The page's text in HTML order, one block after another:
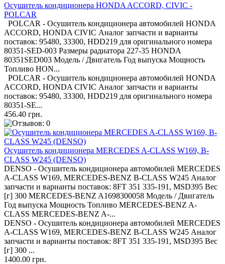
Осушитель кондиционера HONDA ACCORD, CIVIC -
POLCAR
POLCAR - Осушитель кондиционера автомобилей HONDA
ACCORD, HONDA CIVIC Аналог запчасти и варианты
поставок: 95480, 33300, HDD219 для оригинального номера
80351-SED-003 Размеры радиатора 227-35 HONDA
80351SED003 Модель / Двигатель Год выпуска Мощность
Топливо HON...
POLCAR - Осушитель кондиционера автомобилей HONDA
ACCORD, HONDA CIVIC Аналог запчасти и варианты
поставок: 95480, 33300, HDD219 для оригинального номера
80351-SE...
456.40 грн.
Осушитель кондиционера MERCEDES A-CLASS W169, B-
CLASS W245 (DENSO)
DENSO - Осушитель кондиционера автомобилей MERCEDES
A-CLASS W169, MERCEDES-BENZ B-CLASS W245 Аналог
запчасти и варианты поставок: 8FT 351 335-191, MSD395 Вес
[г] 300 MERCEDES-BENZ A1698300058 Модель / Двигатель
Год выпуска Мощность Топливо MERCEDES-BENZ A-
CLASS MERCEDES-BENZ A-...
DENSO - Осушитель кондиционера автомобилей MERCEDES
A-CLASS W169, MERCEDES-BENZ B-CLASS W245 Аналог
запчасти и варианты поставок: 8FT 351 335-191, MSD395 Вес
[г] 300 ...
1400.00 грн.